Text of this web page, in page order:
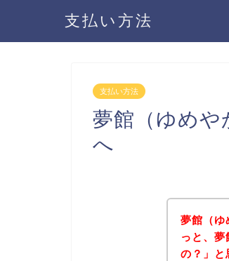
支払い方法
支払い方法
夢館（ゆめや
へ
夢館（ゆ
っと、
の？」と